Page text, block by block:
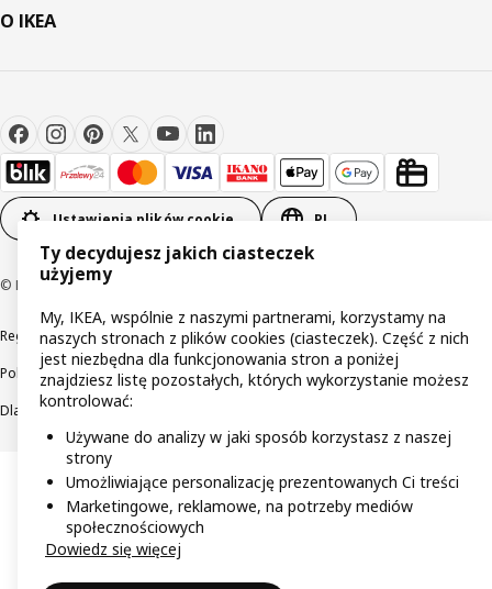
O IKEA
Ustawienia plików cookie PL
© Inter IKEA Systems B.V 1999-2026
RegulaminyPolityka prywatnościWycofane produkty
Polityka odpowiedzialnego ujawniania informacji
Dla akcjonariuszy IKEA Distribution
Ty decydujesz jakich ciasteczek
użyjemy
My, IKEA, wspólnie z naszymi partnerami, korzystamy na
naszych stronach z plików cookies (ciasteczek). Część z nich
jest niezbędna dla funkcjonowania stron a poniżej
znajdziesz listę pozostałych, których wykorzystanie możesz
kontrolować:
Używane do analizy w jaki sposób korzystasz z naszej
strony
Umożliwiające personalizację prezentowanych Ci treści
Marketingowe, reklamowe, na potrzeby mediów
społecznościowych
Dowiedz się więcej